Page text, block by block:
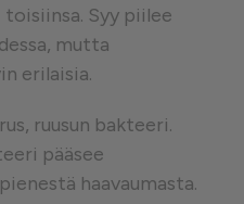
Syy piilee
mutta
erilaisia.
ruusun bakteeri.
pääsee
haavaumasta.